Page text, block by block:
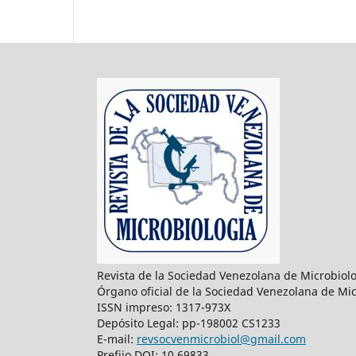
Revista de la Sociedad Venezolana de
Órgano oficial de la Sociedad Venezolana de
ISSN impreso: 1317-973X
Depósito Legal: pp-198002 CS1233
E-mail: revsocvenmicrobiol@gmail.com